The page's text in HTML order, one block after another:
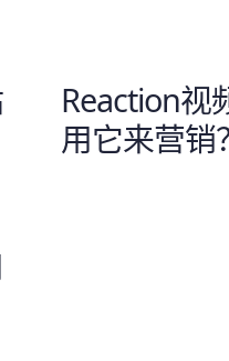
Reaction视
用它来营销